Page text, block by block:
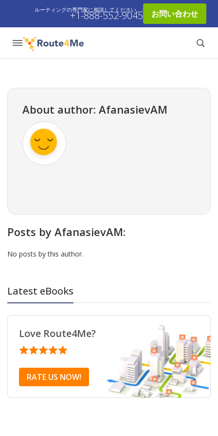
ルーティングの専門家に相談してください。:
+1-888-552-9045 お問い合わせ
About author: AfanasievAM
Posts by AfanasievAM:
No posts by this author.
Latest eBooks
Love Route4Me?
RATE US NOW!